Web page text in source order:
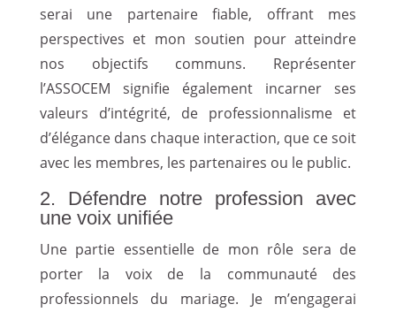
serai une partenaire fiable, offrant mes
perspectives et mon soutien pour atteindre
nos objectifs communs. Représenter
l’ASSOCEM signifie également incarner ses
valeurs d’intégrité, de professionnalisme et
d’élégance dans chaque interaction, que ce soit
avec les membres, les partenaires ou le public.
2. Défendre notre profession avec
une voix unifiée
Une partie essentielle de mon rôle sera de
porter la voix de la communauté des
professionnels du mariage. Je m’engagerai